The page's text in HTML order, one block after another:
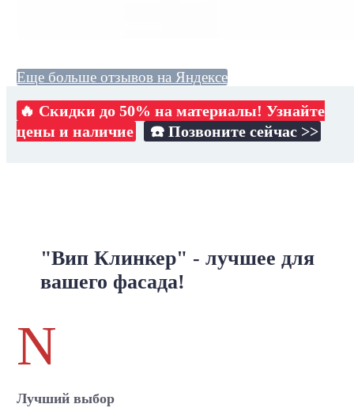
Еще больше отзывов на Яндексе
🔥 Скидки до 50% на материалы! Узнайте
цены и наличие
☎️ Позвоните сейчас >>
"Вип Клинкер" - лучшее для
вашего фасада!
N
Лучший выбор